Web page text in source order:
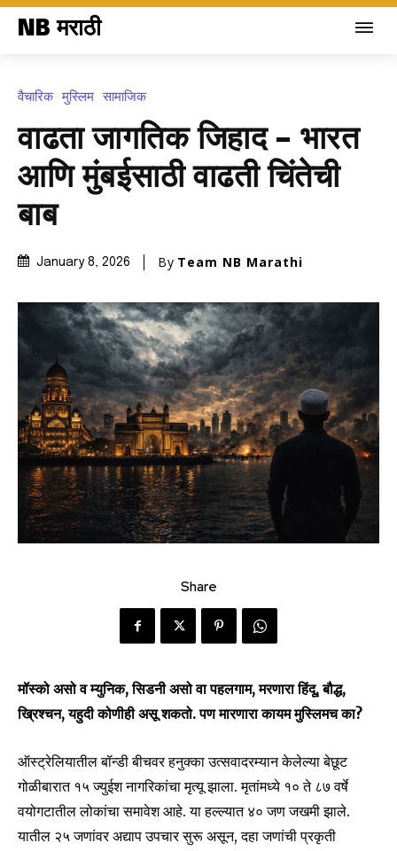
NB मराठी
वैचारिक मुस्लिम सामाजिक
वाढता जागतिक जिहाद – भारत
आणि मुंबईसाठी वाढती चिंतेची
बाब
January 8, 2026 By Team NB Marathi
Share
मॉस्को असो व म्युनिक, सिडनी असो वा पहलगाम, मरणारा हिंदू, बौद्ध,
ख्रिश्चन, यहुदी कोणीही असू शकतो. पण मारणारा कायम मुस्लिमच का?
ऑस्ट्रेलियातील बॉन्डी बीचवर हनुक्का उत्सवादरम्यान केलेल्या बेछूट
गोळीबारात १५ ज्युईश नागरिकांचा मृत्यू झाला. मृतांमध्ये १० ते ८७ वर्षे
वयोगटातील लोकांचा समावेश आहे. या हल्ल्यात ४० जण जखमी झाले.
यातील २५ जणांवर अद्याप उपचार सुरू असून, दहा जणांची प्रकृती